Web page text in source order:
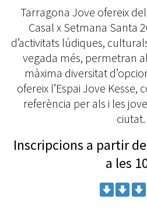
Tarragona Jove ofereix
Casal x Setmana Santa
d’activitats lúdiques,
vegada més, permetran
màxima diversitat
ofereix l’Espai Jove
referència per als i les
ciutat.
Inscripcions a partir
a les